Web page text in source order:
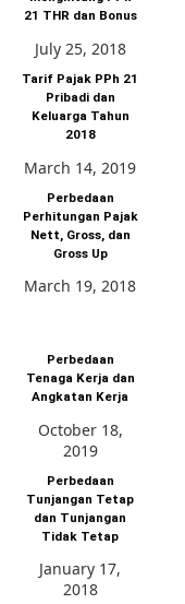
21 THR dan Bonus
July 25, 2018
Tarif Pajak PPh 21
Pribadi dan
Keluarga Tahun
2018
March 14, 2019
Perbedaan
Perhitungan Pajak
Nett, Gross, dan
Gross Up
March 19, 2018
Perbedaan
Tenaga Kerja dan
Angkatan Kerja
October 18,
2019
Perbedaan
Tunjangan Tetap
dan Tunjangan
Tidak Tetap
January 17,
2018